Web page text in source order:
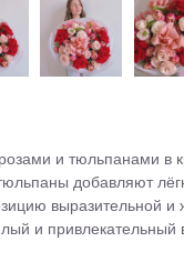
и тюльпанами в
добавляют
выразительной и
и привлекательный